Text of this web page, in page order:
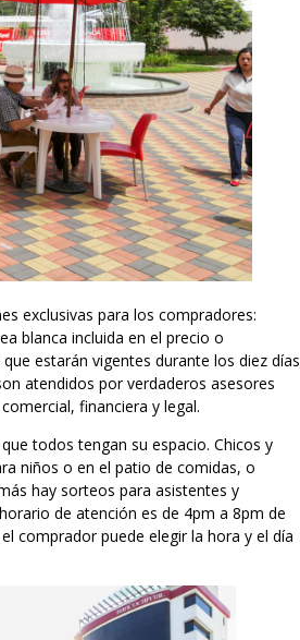
exclusivas para los compradores:
blanca incluida en el precio o
estarán vigentes durante los diez días
atendidos por verdaderos asesores
financiera y legal.
todos tengan su espacio. Chicos y
niños o en el patio de comidas, o
hay sorteos para asistentes y
de atención es de 4pm a 8pm de
comprador puede elegir la hora y el día